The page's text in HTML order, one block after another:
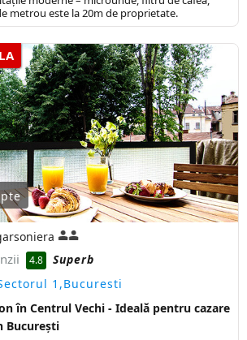
metrou este la 20m de proprietate.
4.8
Superb
1,Bucuresti
în Centrul Vechi - Ideală pentru cazare
București